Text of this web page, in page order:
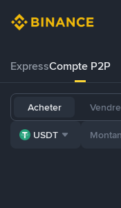
ExpressCompte P2P
Acheter Vendre
USDT